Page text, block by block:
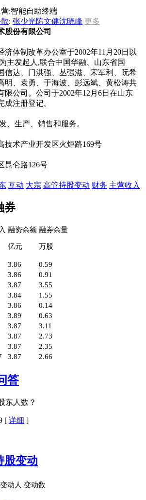
:智能自助终端
: 张少光陈文健沈晓峰 更多
股份有限公司
济体制改革办公室于2002年11月20日以
主发起人,联合中国华融、山东省国
信达、门洪强、丛强滋、宋军利、阮希
明、袁勇、于海波、彭远斌、黄松涛共
限公司。公司于2002年12月6日在山东
成注册登记。
、生产、销售和服务。
技术产业开发区火炬路169号
昆仑路126号
互动 大宗 高管持股变动 财务 主营收入
券
融资余额
亿元
融券余量
万股
3.86
0.59
3.86
0.91
3.87
3.55
3.84
1.55
3.86
0.14
3.89
0.63
3.87
3.11
3.87
2.73
3.87
2.35
3.87 2.66
答
东人数？
[ 详细 ]
股变动
变动人 变动数